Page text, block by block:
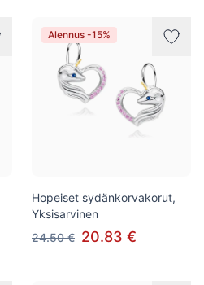
Alennus -15%
Hopeiset sydänkorvakorut,
Yksisarvinen
24.50 € 20.83 €